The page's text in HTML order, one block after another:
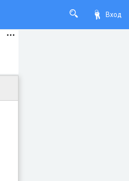
Вход